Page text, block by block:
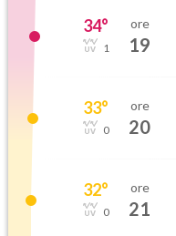
34°
1
ore
19
33°
0
ore
20
32°
0
ore
21